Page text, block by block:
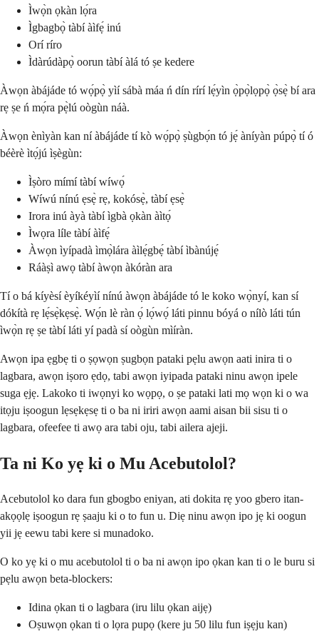
Ìwọ̀n ọkàn lọ́ra
Ìgbagbọ̀ tàbí àìfẹ́ inú
Orí ríro
Ìdàrúdàpọ̀ oorun tàbí àlá tó ṣe kedere
Àwọn àbájáde tó wọ́pọ̀ yìí sábà máa ń dín rírí lẹ́yìn ọ̀pọ̀lọpọ̀ ọ̀sẹ̀ bí ara
rẹ ṣe ń mọ́ra pẹ̀lú oògùn náà.
Àwọn ènìyàn kan ní àbájáde tí kò wọ́pọ̀ ṣùgbọ́n tó jẹ́ àníyàn púpọ̀ tí ó
béèrè ìtọ́jú ìṣègùn:
Ìṣòro mímí tàbí wíwọ́
Wíwú nínú ẹsẹ̀ rẹ, kokósẹ̀, tàbí ẹsẹ̀
Irora inú àyà tàbí ìgbà ọkàn àìtọ́
Ìwọra líle tàbí àìfẹ́
Àwọn ìyípadà ìmọ̀lára àìlẹ́gbẹ́ tàbí ìbànújẹ́
Ráàṣì awọ tàbí àwọn àkóràn ara
Tí o bá kíyèsí èyíkéyìí nínú àwọn àbájáde tó le koko wọ̀nyí, kan sí
dókítà rẹ lẹ́sẹ̀kẹsẹ̀. Wọ́n lè ràn ọ́ lọ́wọ́ láti pinnu bóyá o nílò láti tún
ìwọ̀n rẹ ṣe tàbí láti yí padà sí oògùn mìíràn.
Awọn ipa ẹgbẹ ti o ṣọwọn ṣugbọn pataki pẹlu awọn aati inira ti o
lagbara, awọn iṣoro ẹdọ, tabi awọn iyipada pataki ninu awọn ipele
suga ẹjẹ. Lakoko ti iwọnyi ko wọpọ, o ṣe pataki lati mọ wọn ki o wa
itọju iṣoogun lẹsẹkẹsẹ ti o ba ni iriri awọn aami aisan bii sisu ti o
lagbara, ofeefee ti awọ ara tabi oju, tabi ailera ajeji.
Ta ni Ko yẹ ki o Mu Acebutolol?
Acebutolol ko dara fun gbogbo eniyan, ati dokita rẹ yoo gbero itan-
akọọlẹ iṣoogun rẹ ṣaaju ki o to fun u. Diẹ ninu awọn ipo jẹ ki oogun
yii jẹ eewu tabi kere si munadoko.
O ko yẹ ki o mu acebutolol ti o ba ni awọn ipo ọkan kan ti o le buru si
pẹlu awọn beta-blockers:
Idina ọkan ti o lagbara (iru lilu ọkan aijẹ)
Oṣuwọn ọkan ti o lọra pupọ (kere ju 50 lilu fun iṣẹju kan)